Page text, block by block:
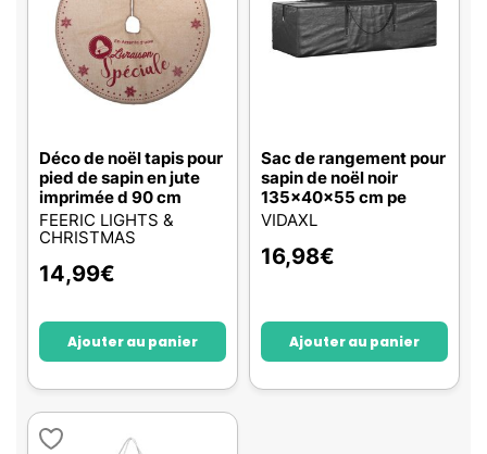
Déco de noël tapis pour
pied de sapin en jute
imprimée d 90 cm
FEERIC LIGHTS &
CHRISTMAS
14,99€
Ajouter au panier
Sac de rangement pour
sapin de noël noir
135x40x55 cm pe
VIDAXL
16,98€
Ajouter au panier